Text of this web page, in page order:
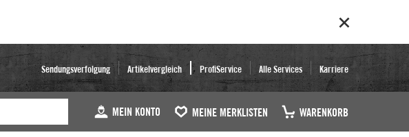
Sendungsverfolgung Artikelvergleich ProfiService Alle Services Karriere
MEIN KONTO MEINE MERKLISTEN WARENKORB